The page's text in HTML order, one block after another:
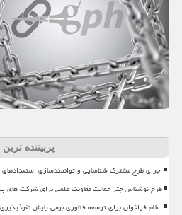
پربیننده ترین
اجرای طرح مشترک شناسایی و توانمندسازی استعدادهای
طرح نوشناس چتر حمایت معاونت علمی برای شرکت های
اعلام فراخوان برای توسعه فناوری بومی پایش